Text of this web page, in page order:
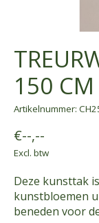
150 CM
Artikelnummer:
€--,--
Excl. btw
Deze kunsttak
kunstbloemen
beneden voor